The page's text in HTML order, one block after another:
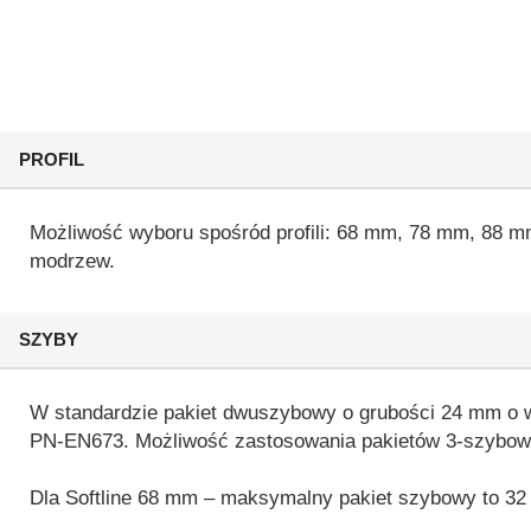
SZYBY
PROFIL
W standardzie pakiet dwuszybowy o grubości 24 mm o
PN-EN673. Możliwość zastosowania pakietów 3-
Dla Softline 68 mm – maksymalny pakiet szybowy to
Możliwość wyboru spośród profili: 68 mm, 78 mm, 88
modrzew.